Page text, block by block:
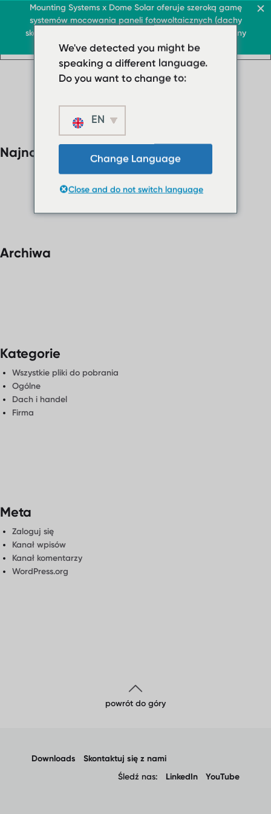
Mounting Systems x Dome Solar oferuje szeroką gamę
systemów mocowania paneli fotowoltaicznych (dachy
skośne, markizy przeciwsłoneczne, dachy płaskie, tereny
otwarte)
PL
Dach płaski
› System dachów
› System płaskiego
› FAQ
Skontaktuj się z nami
PL
PL
Dach i handel
Dach i handel
Dach płaski
› System dachów
płaskich
› Pobrane
Najnowsze komentarze
Archiwa
Kategorie
Wszystkie pliki do pobrania
Ogólne
Dach i handel
Firma
Meta
Zaloguj się
Kanał wpisów
Kanał komentarzy
WordPress.org
powrót do góry
Downloads
Skontaktuj się z nami
Śledź nas:
LinkedIn YouTube
We've detected you might be
speaking a different language.
Do you want to change to:
EN
Change Language
Close and do not switch language